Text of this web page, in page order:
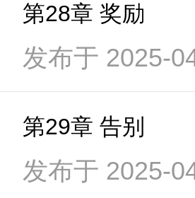
第28章 奖励
发布于 2025-
第29章 告别
发布于 2025-